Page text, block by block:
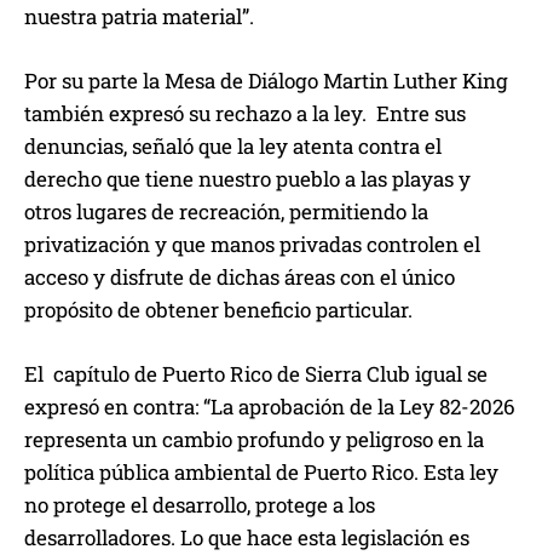
nuestra patria material”.
Por su parte la Mesa de Diálogo Martin Luther King
también expresó su rechazo a la ley. Entre sus
denuncias, señaló que la ley atenta contra el
derecho que tiene nuestro pueblo a las playas y
otros lugares de recreación, permitiendo la
privatización y que manos privadas controlen el
acceso y disfrute de dichas áreas con el único
propósito de obtener beneficio particular.
El capítulo de Puerto Rico de Sierra Club igual se
expresó en contra: “La aprobación de la Ley 82-2026
representa un cambio profundo y peligroso en la
política pública ambiental de Puerto Rico. Esta ley
no protege el desarrollo, protege a los
desarrolladores. Lo que hace esta legislación es